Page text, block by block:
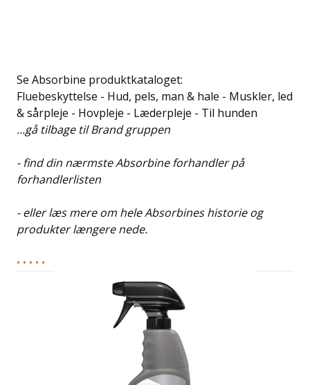
Se Absorbine produktkataloget:
Fluebeskyttelse - Hud, pels, man & hale - Muskler, led
& sårpleje - Hovpleje - Læderpleje - Til hunden
...gå tilbage til Brand gruppen
- find din nærmste Absorbine forhandler på
forhandlerlisten
- eller læs mere om hele Absorbines historie og
produkter længere nede.
• • • • •